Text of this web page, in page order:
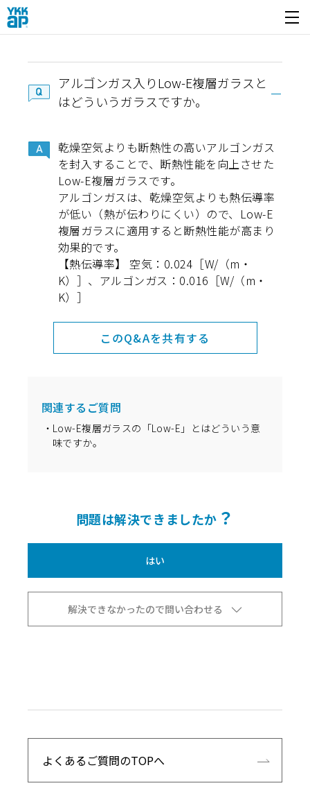
開く
アルゴンガス入りLow-E複層ガラスと
はどういうガラスですか。
乾燥空気よりも断熱性の高いアルゴンガス
を封入することで、断熱性能を向上させた
Low-E複層ガラスです。
アルゴンガスは、乾燥空気よりも熱伝導率
が低い（熱が伝わりにくい）ので、Low-E
複層ガラスに適用すると断熱性能が高まり
効果的です。
【熱伝導率】 空気：0.024［W/（m・
K）］、アルゴンガス：0.016［W/（m・
K）］
このQ&Aを共有する
関連するご質問
Low-E複層ガラスの「Low-E」とはどういう意
味ですか。
問題は解決できましたか ？
はい
解決できなかったので問い合わせる
よくあるご質問のTOPへ